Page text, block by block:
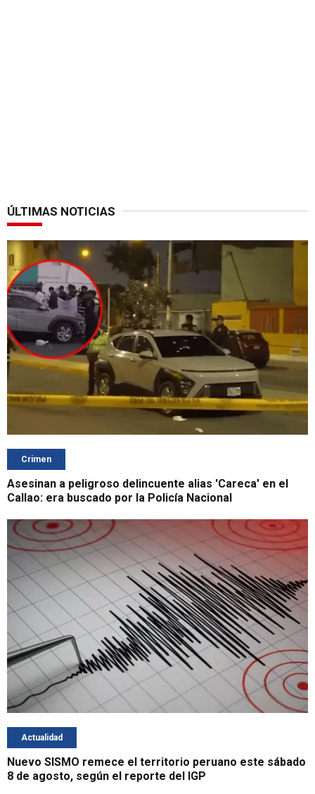
ÚLTIMAS NOTICIAS
Crimen
Asesinan a peligroso delincuente alias 'Careca' en el
Callao: era buscado por la Policía Nacional
Actualidad
Nuevo SISMO remece el territorio peruano este sábado
8 de agosto, según el reporte del IGP